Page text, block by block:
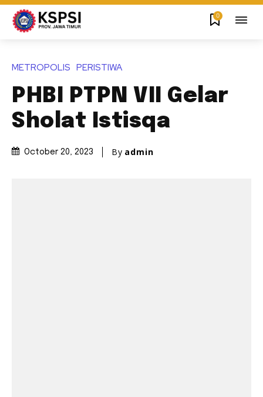
0
METROPOLIS PERISTIWA
PHBI PTPN VII Gelar
Sholat Istisqa
October 20, 2023 By admin